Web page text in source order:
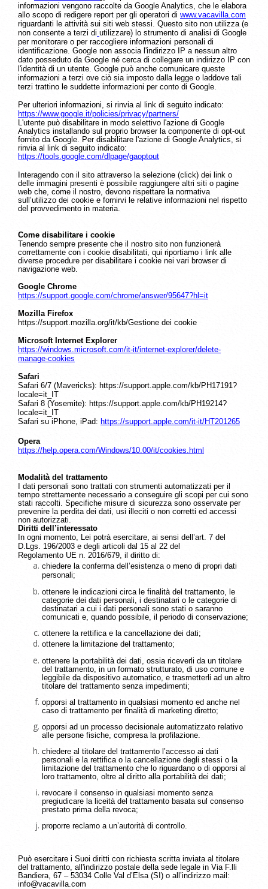
informazioni vengono raccolte da Google Analytics, che le elabora
allo scopo di redigere report per gli operatori di www.vacavilla.com
riguardanti le attività sui siti web stessi. Questo sito non utilizza (e
non consente a terzi di utilizzare) lo strumento di analisi di Google
per monitorare o per raccogliere informazioni personali di
identificazione. Google non associa l'indirizzo IP a nessun altro
dato posseduto da Google né cerca di collegare un indirizzo IP con
l'identità di un utente. Google può anche comunicare queste
informazioni a terzi ove ciò sia imposto dalla legge o laddove tali
terzi trattino le suddette informazioni per conto di Google.
Per ulteriori informazioni, si rinvia al link di seguito indicato:
https://www.google.it/policies/privacy/partners/
L'utente può disabilitare in modo selettivo l'azione di Google
Analytics installando sul proprio browser la componente di opt-out
fornito da Google. Per disabilitare l'azione di Google Analytics, si
rinvia al link di seguito indicato:
https://tools.google.com/dlpage/gaoptout
Interagendo con il sito attraverso la selezione (click) dei link o
delle immagini presenti è possibile raggiungere altri siti o pagine
web che, come il nostro, devono rispettare la normativa
sull’utilizzo dei cookie e fornirvi le relative informazioni nel rispetto
del provvedimento in materia.
Come disabilitare i cookie
Tenendo sempre presente che il nostro sito non funzionerà
correttamente con i cookie disabilitati, qui riportiamo i link alle
diverse procedure per disabilitare i cookie nei vari browser di
navigazione web.
Google Chrome
https://support.google.com/chrome/answer/95647?hl=it
Mozilla Firefox
https://support.mozilla.org/it/kb/Gestione dei cookie
Microsoft Internet Explorer
https://windows.microsoft.com/it-it/internet-explorer/delete-
manage-cookies
Safari
Safari 6/7 (Mavericks): https://support.apple.com/kb/PH17191?
locale=it_IT
Safari 8 (Yosemite): https://support.apple.com/kb/PH19214?
locale=it_IT
Safari su iPhone, iPad: https://support.apple.com/it-it/HT201265
Opera
https://help.opera.com/Windows/10.00/it/cookies.html
Modalità del trattamento
I dati personali sono trattati con strumenti automatizzati per il
tempo strettamente necessario a conseguire gli scopi per cui sono
stati raccolti. Specifiche misure di sicurezza sono osservate per
prevenire la perdita dei dati, usi illeciti o non corretti ed accessi
non autorizzati.
Diritti dell’interessato
In ogni momento, Lei potrà esercitare, ai sensi dell’art. 7 del
D.Lgs. 196/2003 e degli articoli dal 15 al 22 del
Regolamento UE n. 2016/679, il diritto di:
chiedere la conferma dell’esistenza o meno di propri dati
personali;
ottenere le indicazioni circa le finalità del trattamento, le
categorie dei dati personali, i destinatari o le categorie di
destinatari a cui i dati personali sono stati o saranno
comunicati e, quando possibile, il periodo di conservazione;
ottenere la rettifica e la cancellazione dei dati;
ottenere la limitazione del trattamento;
ottenere la portabilità dei dati, ossia riceverli da un titolare
del trattamento, in un formato strutturato, di uso comune e
leggibile da dispositivo automatico, e trasmetterli ad un altro
titolare del trattamento senza impedimenti;
opporsi al trattamento in qualsiasi momento ed anche nel
caso di trattamento per finalità di marketing diretto;
opporsi ad un processo decisionale automatizzato relativo
alle persone fisiche, compresa la profilazione.
chiedere al titolare del trattamento l’accesso ai dati
personali e la rettifica o la cancellazione degli stessi o la
limitazione del trattamento che lo riguardano o di opporsi al
loro trattamento, oltre al diritto alla portabilità dei dati;
revocare il consenso in qualsiasi momento senza
pregiudicare la liceità del trattamento basata sul consenso
prestato prima della revoca;
proporre reclamo a un’autorità di controllo.
Può esercitare i Suoi diritti con richiesta scritta inviata al titolare
del trattamento, all'indirizzo postale della sede legale in Via F.lli
Bandiera, 67 – 53034 Colle Val d’Elsa (SI) o all’indirizzo mail:
info@vacavilla.com